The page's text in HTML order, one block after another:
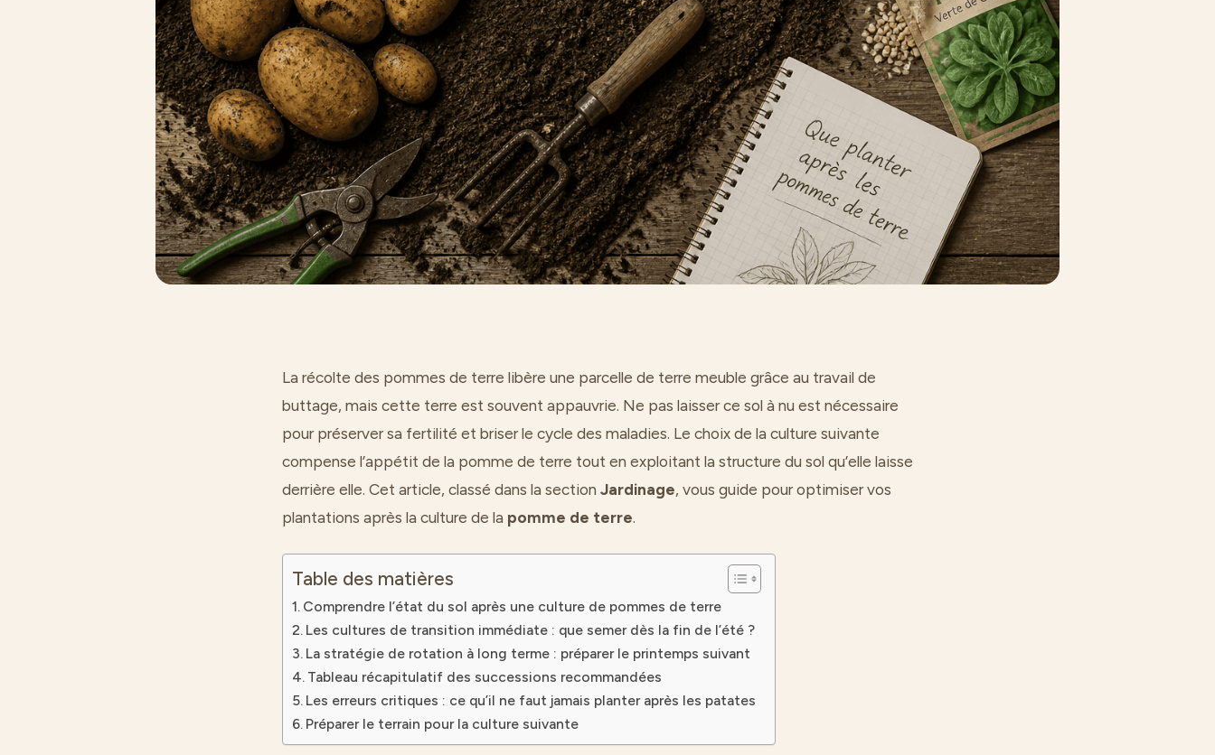
La récolte des pommes de terre libère une parcelle de terre meuble grâce au travail de
buttage, mais cette terre est souvent appauvrie. Ne pas laisser ce sol à nu est nécessaire
pour préserver sa fertilité et briser le cycle des maladies. Le choix de la culture suivante
compense l’appétit de la pomme de terre tout en exploitant la structure du sol qu’elle laisse
derrière elle. Cet article, classé dans la section Jardinage, vous guide pour optimiser vos
plantations après la culture de la pomme de terre.
Table des matières
Comprendre l’état du sol après une culture de pommes de terre
Les cultures de transition immédiate : que semer dès la fin de l’été ?
La stratégie de rotation à long terme : préparer le printemps suivant
Tableau récapitulatif des successions recommandées
Les erreurs critiques : ce qu’il ne faut jamais planter après les patates
Préparer le terrain pour la culture suivante